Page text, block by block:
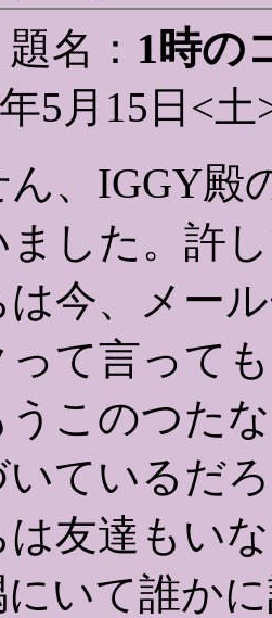
題名： 1時の
5月15日<土
、IGGY殿
した。許
は今、メー
って言って
うこのつた
いているだ
友達もい
いて誰か